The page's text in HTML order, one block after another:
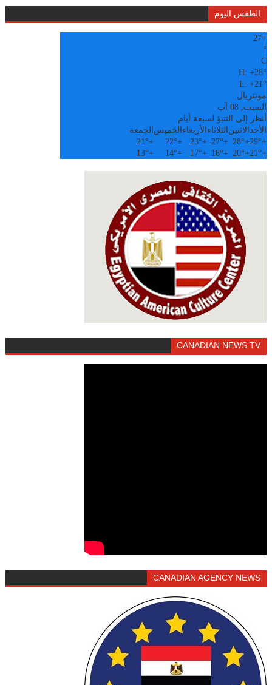
الطقس اليوم
+
27
°
C
H:+28°
L:+21°
مونتريال
السبت, 08 آب
أنظر إلى التنبؤ لسبعة أيام
الأحدالاثنين الثلاثاء الأربعاء الخميس الجمعة
+
29°
+
28°
+
27°
+
23°
+
22°
+
21°
+
21°
+
20°
+
18°
+
17°
+
14°
+
13°
CANADIAN NEWS TV
CANADIAN AGENCY NEWS